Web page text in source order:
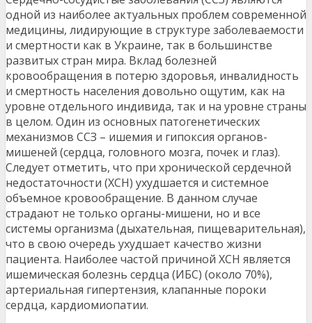
одной из наиболее актуальных проблем современной
медицины, лидирующие в структуре заболеваемости
и смертности как в Украине, так в большинстве
развитых стран мира. Вклад болезней
кровообращения в потерю здоровья, инвалидность
и смертность населения довольно ощутим, как на
уровне отдельного индивида, так и на уровне страны
в целом. Один из основных патогенетических
механизмов ССЗ – ишемия и гипоксия органов-
мишеней (сердца, головного мозга, почек и глаз).
Следует отметить, что при хронической сердечной
недостаточности (ХСН) ухудшается и системное
объемное кровообращение. В данном случае
страдают не только органы-мишени, но и все
системы организма (дыхательная, пищеварительная),
что в свою очередь ухудшает качество жизни
пациента. Наиболее частой причиной ХСН является
ишемическая болезнь сердца (ИБС) (около 70%),
артериальная гипертензия, клапанные пороки
сердца, кардиомиопатии.